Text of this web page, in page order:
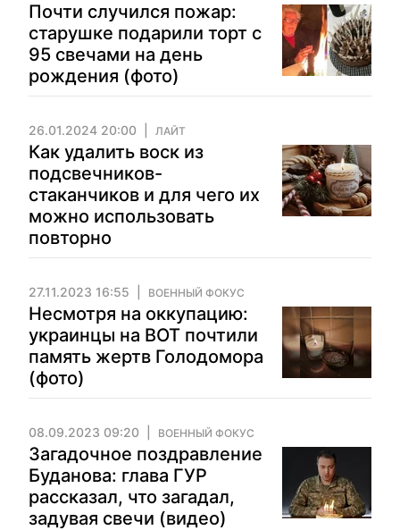
Почти случился пожар:
старушке подарили торт с
95 свечами на день
рождения (фото)
26.01.2024 20:00 ЛАЙТ
Как удалить воск из
подсвечников-
стаканчиков и для чего их
можно использовать
повторно
27.11.2023 16:55 ВОЕННЫЙ ФОКУС
Несмотря на оккупацию:
украинцы на ВОТ почтили
память жертв Голодомора
(фото)
08.09.2023 09:20 ВОЕННЫЙ ФОКУС
Загадочное поздравление
Буданова: глава ГУР
рассказал, что загадал,
задувая свечи (видео)